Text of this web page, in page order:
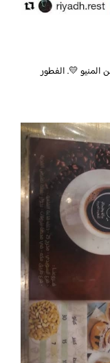
المنيو 💛. الفطور